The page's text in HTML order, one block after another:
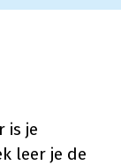
is je
leer je de